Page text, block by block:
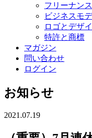
フリーナン
ビジネスモ
ロゴとデザ
特許と商標
マガジン
問い合わせ
ログイン
お知らせ
2021.07.19